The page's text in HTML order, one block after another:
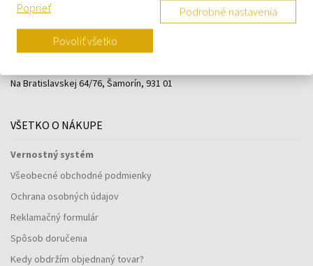
Navštívte našu predajňu v Šamoríne
Na Bratislavskej 64/76, Šamorín, 931 01
VŠETKO O NÁKUPE
Vernostný systém
Všeobecné obchodné podmienky
Ochrana osobných údajov
Reklamačný formulár
Spôsob doručenia
Kedy obdržím objednaný tovar?
Poprieť Podrobné nastavenia
Povoliť všetko